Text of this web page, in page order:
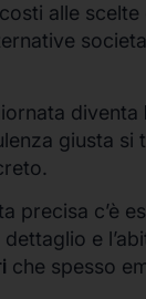
alle scelte
diventa
giusta si
precisa c’è
e
che spesso